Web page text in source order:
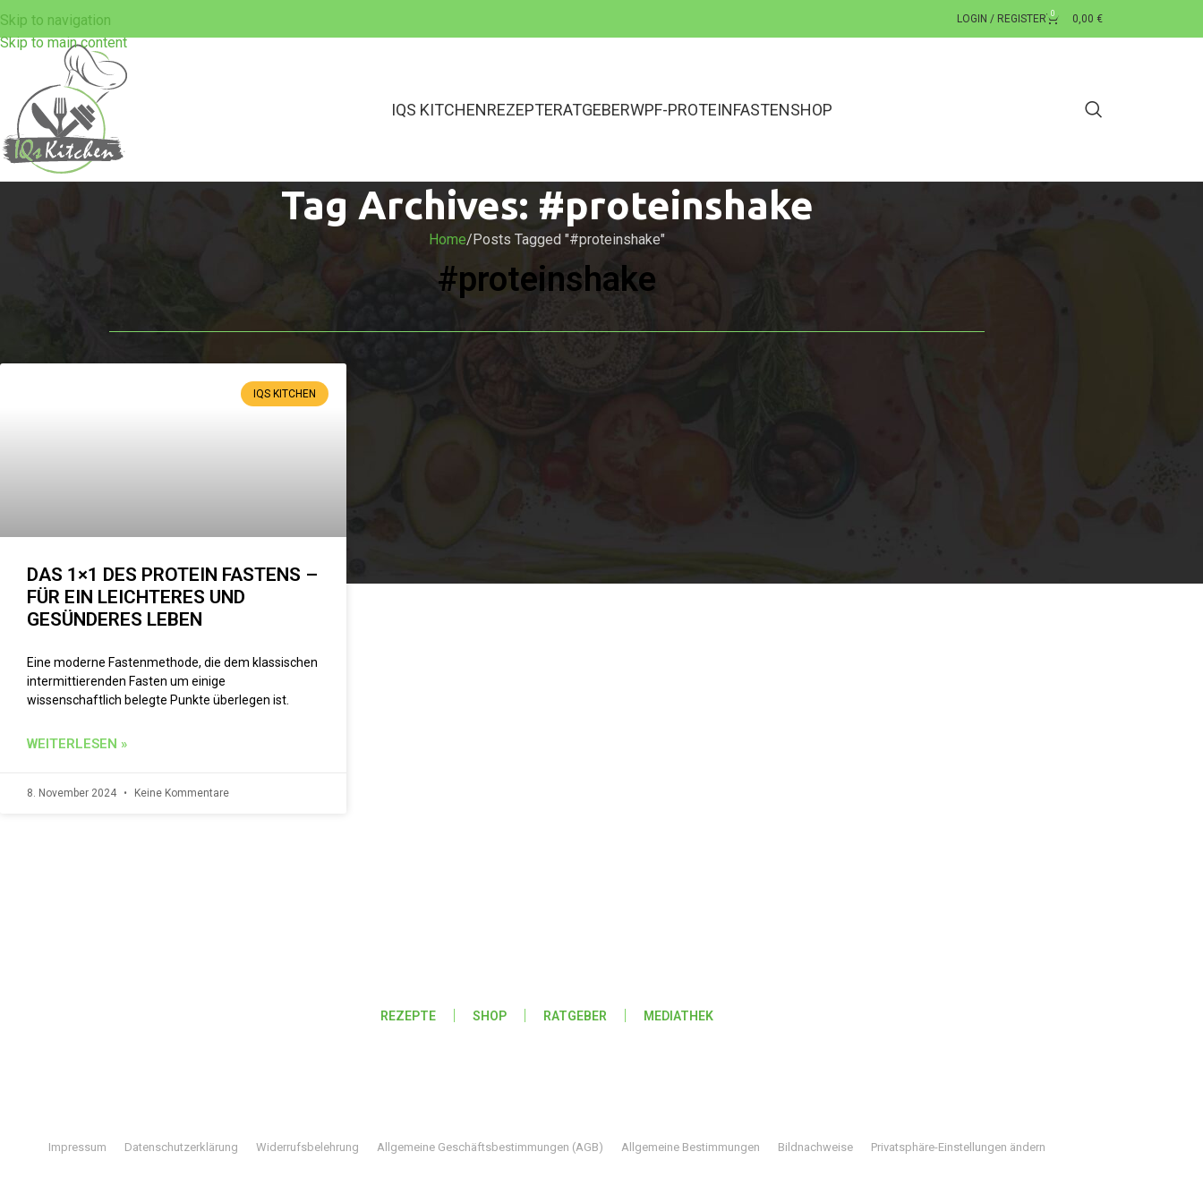
Skip to navigation
Skip to main content
LOGIN / REGISTER 0 0,00 €
IQS KITCHENREZEPTERATGEBERWPF-PROTEINFASTENSHOP
Tag Archives: #proteinshake
Home Posts Tagged "#proteinshake"
#proteinshake
IQS KITCHEN
DAS 1×1 DES PROTEIN FASTENS –
FÜR EIN LEICHTERES UND
GESÜNDERES LEBEN
Eine moderne Fastenmethode, die dem klassischen
intermittierenden Fasten um einige
wissenschaftlich belegte Punkte überlegen ist.
WEITERLESEN »
8. November 2024 Keine Kommentare
REZEPTE SHOP RATGEBER MEDIATHEK
Impressum Datenschutzerklärung Widerrufsbelehrung Allgemeine Geschäftsbestimmungen (AGB) Allgemeine Bestimmungen Bildnachweise Privatsphäre-Einstellungen ändern